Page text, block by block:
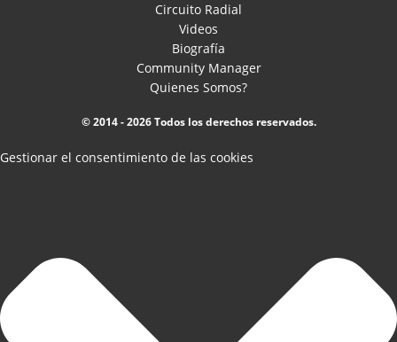
Circuito Radial
Videos
Biografía
Community Manager
Quienes Somos?
© 2014 - 2026 Todos los derechos reservados.
Gestionar el consentimiento de las cookies